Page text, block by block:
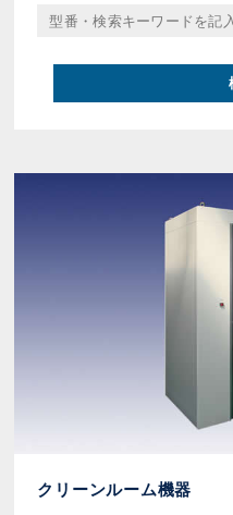
クリーンルーム機器